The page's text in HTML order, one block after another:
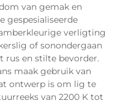
van gemak en
gespesialiseerde
verligting
of sonondergaan
rus en stilte bevorder.
maak gebruik van
ontwerp is om lig te
van 2200 K tot